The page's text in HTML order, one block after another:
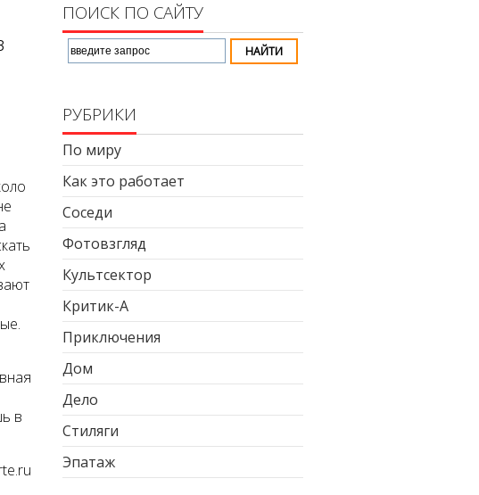
в
ПОИСК ПО САЙТУ
РУБРИКИ
По миру
Как это работает
Соседи
Фотовзгляд
Культсектор
Критик-А
Приключения
Дом
Дело
Стиляги
Эпатаж